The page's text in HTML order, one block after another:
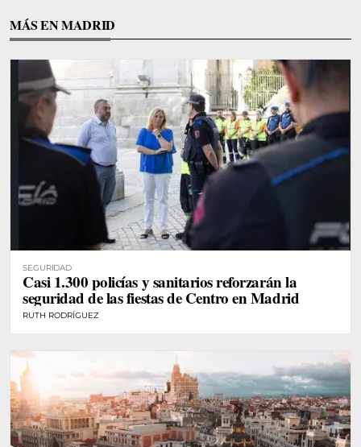
MÁS EN MADRID
SEGURIDAD
Casi 1.300 policías y sanitarios reforzarán la
seguridad de las fiestas de Centro en Madrid
RUTH RODRÍGUEZ